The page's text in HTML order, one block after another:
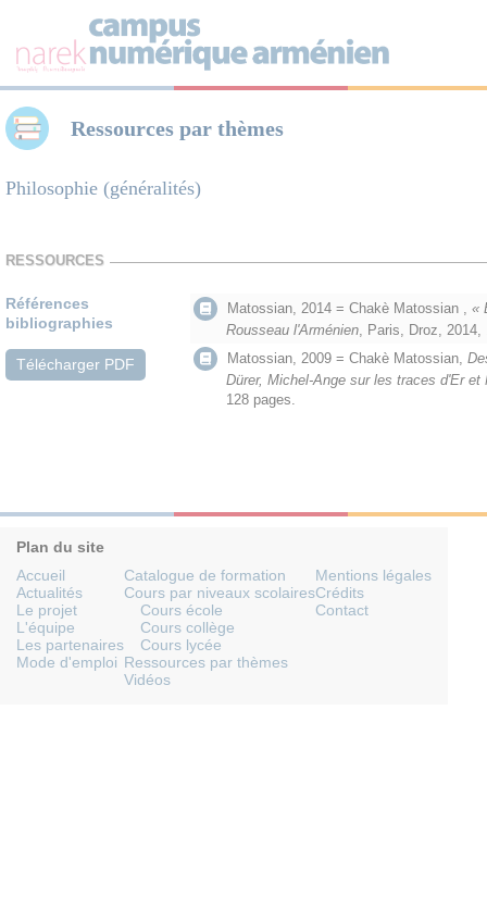
Ressources par thèmes
Philosophie (généralités)
RESSOURCES
Références
bibliographies
Télécharger PDF
Matossian, 2014 = Chakè Matossian , «
Rousseau l'Arménien, Paris, Droz, 2014,
Matossian, 2009 = Chakè Matossian,
Dürer, Michel-Ange sur les traces d'Er
128 pages.
Plan du site
Accueil
Actualités
Le projet
L'équipe
Les partenaires
Mode d'emploi
Catalogue de formation
Cours par niveaux scolaires
Cours école
Cours collège
Cours lycée
Ressources par thèmes
Vidéos
Mentions légales
Crédits
Contact